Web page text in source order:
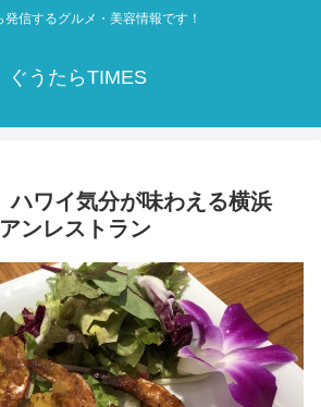
発信するグルメ・美容情報です！
ぐうたらTIMES
ハワイ気分が味わえる横浜
ンレストラン